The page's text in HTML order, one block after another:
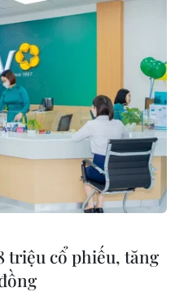
triệu cổ phiếu, tăng